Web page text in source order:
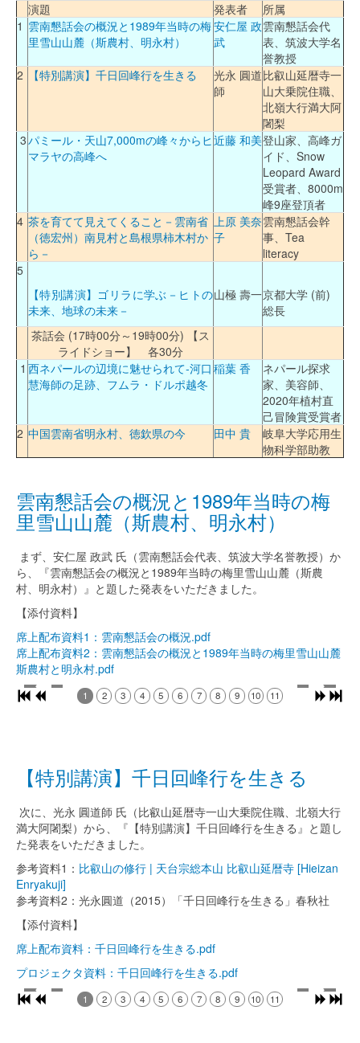
演題 発表者
所属
1 雲南懇話会の概況と1989年当時の梅
里雪山山麓（斯農村、明永村）
安仁屋 政
武
雲南懇話会代
表、筑波大学名
誉教授
2
【特別講演】千日回峰行を生きる
光永 圓道
師
比叡山延暦寺一
山大乗院住職、
北嶺大行満大阿
闍梨
3パミール・天山7,000mの峰々からヒ
マラヤの高峰へ
近藤 和美登山家、高峰ガ
イド、Snow
Leopard Award
受賞者、8000m
峰9座登頂者
4 茶を育てて見えてくること－雲南省
（徳宏州）南見村と島根県柿木村か
ら－
上原 美奈
子
雲南懇話会幹
事、Tea
literacy
5
【特別講演】ゴリラに学ぶ－ヒトの
未来、地球の未来－
山極 壽一京都大学 (前)
総長
茶話会 (17時00分～19時00分) 【ス
ライドショー】 各30分
1 西ネパールの辺境に魅せられて‐河口
慧海師の足跡、フムラ・ドルポ越冬
稲葉 香
ネパール探求
家、美容師、
2020年植村直
己冒険賞受賞者
2 中国雲南省明永村、徳欽県の今 田中 貴
岐阜大学応用生
物科学部助教
雲南懇話会の概況と1989年当時の梅
里雪山山麓（斯農村、明永村）
まず、安仁屋 政武 氏（雲南懇話会代表、筑波大学名誉教授）か
ら、『雲南懇話会の概況と1989年当時の梅里雪山山麓（斯農
村、明永村）』と題した発表をいただきました。
【添付資料】
席上配布資料1：雲南懇話会の概況.pdf
席上配布資料2：雲南懇話会の概況と1989年当時の梅里雪山山麓
斯農村と明永村.pdf
1 2 3 4 5 6 7 8 9 10 11
【特別講演】千日回峰行を生きる
次に、光永 圓道師 氏（比叡山延暦寺一山大乗院住職、北嶺大行
満大阿闍梨）から、『【特別講演】千日回峰行を生きる』と題し
た発表をいただきました。
参考資料1： 比叡山の修行 | 天台宗総本山 比叡山延暦寺 [Hieizan
Enryakuji]
参考資料2：光永圓道（2015）「千日回峰行を生きる」春秋社
【添付資料】
席上配布資料：千日回峰行を生きる.pdf
プロジェクタ資料：千日回峰行を生きる.pdf
1 2 3 4 5 6 7 8 9 10 11